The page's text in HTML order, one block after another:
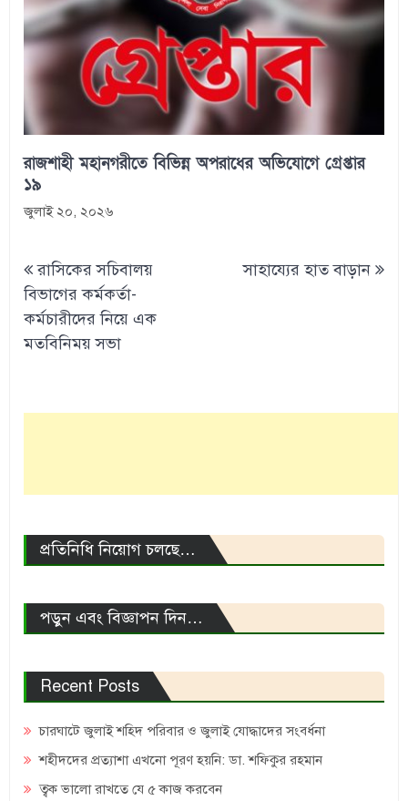
রাজশাহী মহানগরীতে বিভিন্ন অপরাধের অভিযোগে গ্রেপ্তার
১৯
জুলাই ২০, ২০২৬
Post
navigation
রাসিকের সচিবালয়
বিভাগের কর্মকর্তা-
কর্মচারীদের নিয়ে এক
মতবিনিময় সভা
সাহায্যের হাত বাড়ান
প্রতিনিধি নিয়োগ চলছে…
পড়ুন এবং বিজ্ঞাপন দিন…
Recent Posts
চারঘাটে জুলাই শহিদ পরিবার ও জুলাই যোদ্ধাদের সংবর্ধনা
শহীদদের প্রত্যাশা এখনো পূরণ হয়নি: ডা. শফিকুর রহমান
ত্বক ভালো রাখতে যে ৫ কাজ করবেন